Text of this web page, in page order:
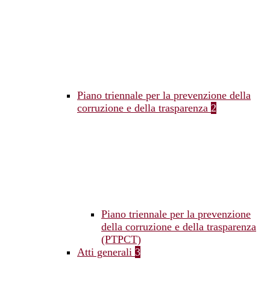
Piano triennale per la prevenzione della
corruzione e della trasparenza 2
Piano triennale per la prevenzione
della corruzione e della trasparenza
(PTPCT)
Atti generali 3